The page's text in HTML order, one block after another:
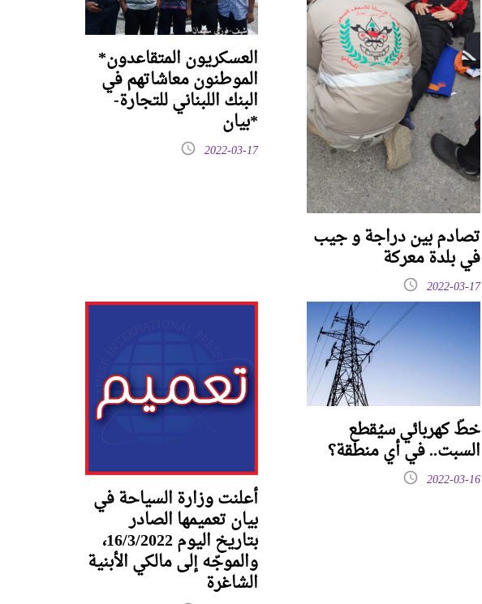
*العسكريون المتقاعدون
الموطنون معاشاتهم في
البنك اللبناني للتجارة-
بيان*
2022-03-17
تصادم بين دراجة و جيب
في بلدة معركة
2022-03-17
أعلنت وزارة السياحة في
بيان تعميمها الصادر
بتاريخ اليوم 16/3/2022،
والموجّه إلى مالكي الأبنية
الشاغرة
خطّ كهربائي سيُقطع
السبت.. في أي منطقة؟
2022-03-16